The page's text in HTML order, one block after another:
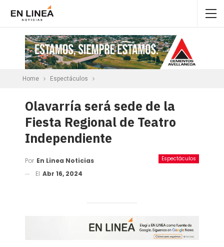
Home Espectáculos
Olavarría será sede de la
Fiesta Regional de Teatro
Independiente
Espectáculos
Por En Linea Noticias
El Abr 16, 2024